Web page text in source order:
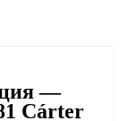
—
Cárter